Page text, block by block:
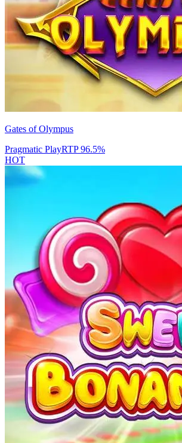
Gates of Olympus
Pragmatic PlayRTP96.5%
HOT